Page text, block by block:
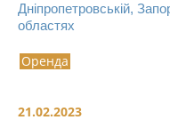
Дніпропетровській,
областях
Оренда
21.02.2023